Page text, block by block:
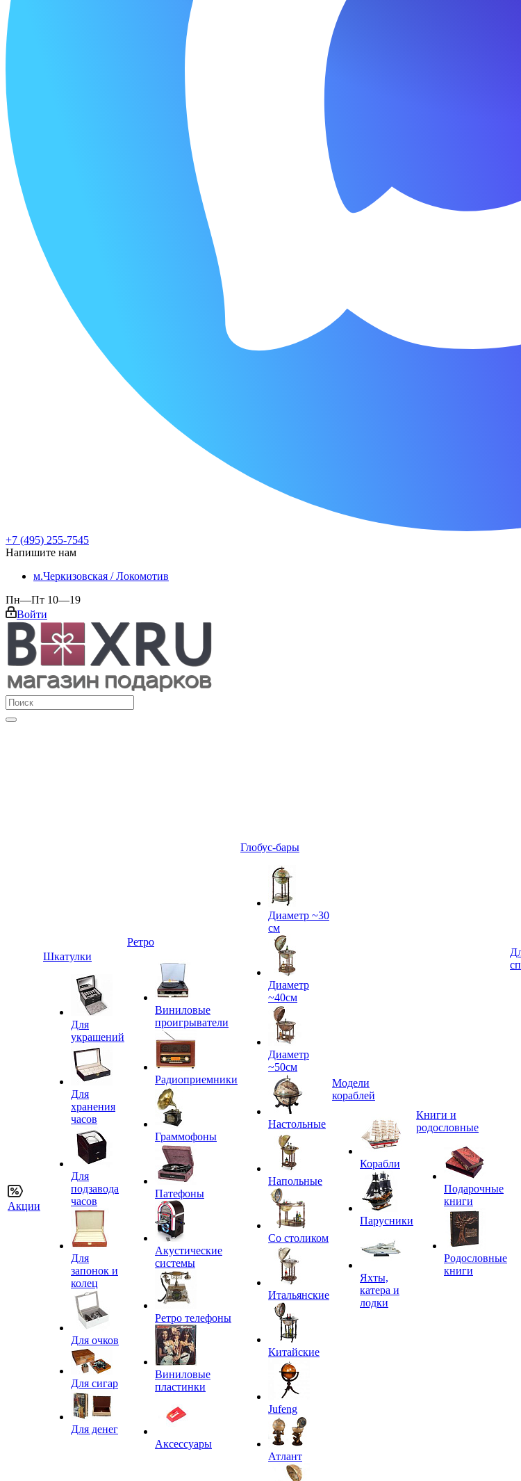
+7 (495) 255-7545
Напишите нам
м.Черкизовская / Локомотив
Пн—Пт 10—19
Войти
Акции
Шкатулки
Для
украшений
Для
хранения
часов
Для
подзавода
часов
Для
запонок и
колец
Для очков
Для сигар
Для денег
Ретро
Виниловые
проигрыватели
Радиоприемники
Граммофоны
Патефоны
Акустические
системы
Ретро телефоны
Виниловые
пластинки
Аксессуары
Глобус-бары
Диаметр ~30
см
Диаметр
~40см
Диаметр
~50см
Настольные
Напольные
Со столиком
Итальянские
Китайские
Jufeng
Атлант
Модели
кораблей
Корабли
Парусники
Яхты,
катера и
лодки
Книги и
родословные
Подарочные
книги
Родословные
книги